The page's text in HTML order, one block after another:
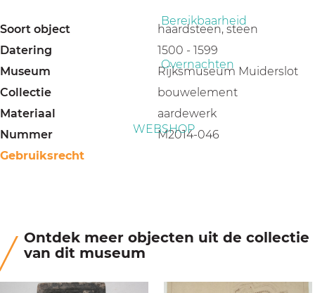
Bereikbaarheid
Overnachten
WEBSHOP
Soort object
haardsteen, steen
Datering
1500 - 1599
Museum
Rijksmuseum Muiderslot
Collectie
bouwelement
Materiaal
aardewerk
Nummer
M2014-046
Gebruiksrecht
Ontdek meer objecten uit de collectie
van dit museum